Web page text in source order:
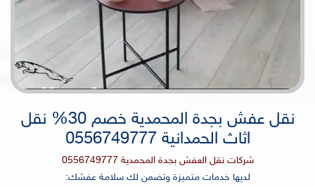
نقل عفش بجدة المحمدية خصم 30% نقل
اثاث الحمدانية 0556749777
شركات نقل العفش بجدة المحمدية 0556749777
لديها خدمات متميزة وتضمن لك سلامة عفشك: